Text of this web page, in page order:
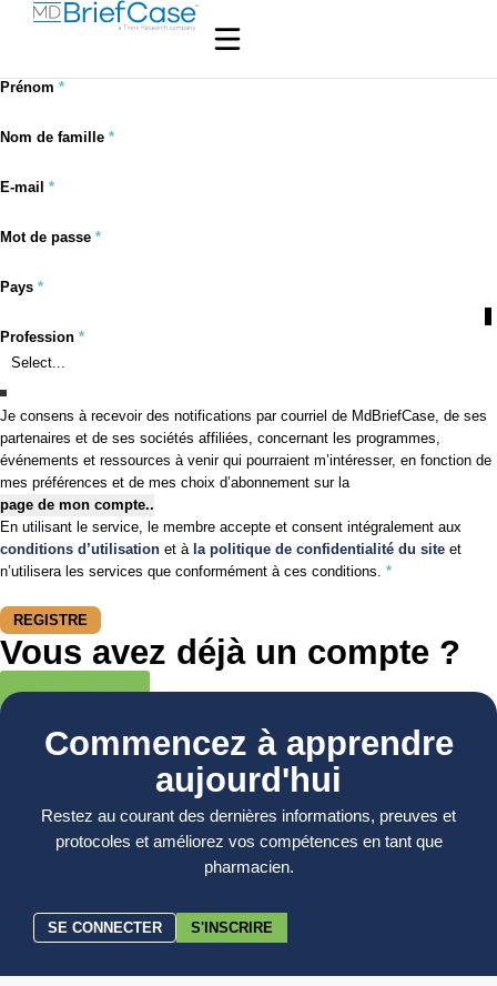
Section
Prénom *
Nom de famille *
E-mail *
Mot de passe *
Profile Fields
Pays *
Profession
Profession *
Primary Area of Focus
Consent
Je consens à recevoir des notifications par courriel de MdBriefCase, de ses
partenaires et de ses sociétés affiliées, concernant les programmes,
événements et ressources à venir qui pourraient m’intéresser, en fonction de
mes préférences et de mes choix d’abonnement sur la
page de mon compte..
En utilisant le service, le membre accepte et consent intégralement aux
conditions d’utilisation et à la politique de confidentialité du site et
n’utilisera les services que conformément à ces conditions. *
Section
REGISTRE
Vous avez déjà un compte ?
Se connecter
Commencez à apprendre
aujourd'hui
Restez au courant des dernières informations, preuves et
protocoles et améliorez vos compétences en tant que
pharmacien.
SE CONNECTER S'INSCRIRE